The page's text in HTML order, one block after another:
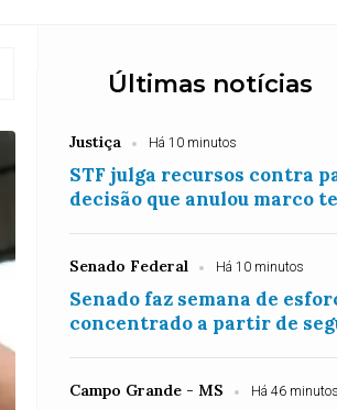
Últimas notícias
Justiça Há 10 minutos
STF julga recursos contra
decisão que anulou marco
Senado Federal Há 10 minutos
Senado faz semana de
concentrado a partir de
Campo Grande - MS Há 46 minutos